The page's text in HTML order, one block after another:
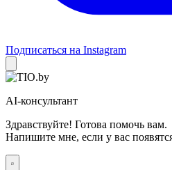
Подписаться на Instagram
AI-консультант
Здравствуйте! Готова помочь вам.
Напишите мне, если у вас